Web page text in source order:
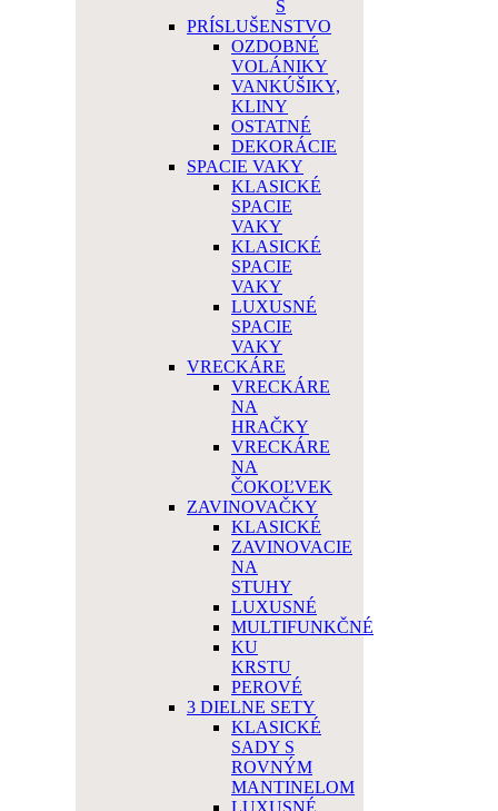
Š
PRÍSLUŠENSTVO
OZDOBNÉ
VOLÁNIKY
VANKÚŠIKY,
KLINY
OSTATNÉ
DEKORÁCIE
SPACIE VAKY
KLASICKÉ
SPACIE
VAKY
KLASICKÉ
SPACIE
VAKY
LUXUSNÉ
SPACIE
VAKY
VRECKÁRE
VRECKÁRE
NA
HRAČKY
VRECKÁRE
NA
ČOKOĽVEK
ZAVINOVAČKY
KLASICKÉ
ZAVINOVACIE
NA
STUHY
LUXUSNÉ
MULTIFUNKČNÉ
KU
KRSTU
PEROVÉ
3 DIELNE SETY
KLASICKÉ
SADY S
ROVNÝM
MANTINELOM